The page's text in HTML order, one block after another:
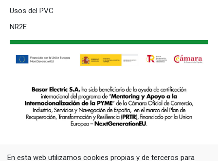
Usos del PVC
NR2E
En esta web utilizamos cookies propias y de terceros para